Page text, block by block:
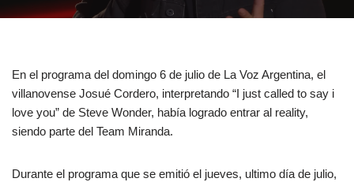
En el programa del domingo 6 de julio de La Voz Argentina, el
villanovense Josué Cordero, interpretando “I just called to say i
love you” de Steve Wonder, había logrado entrar al reality,
siendo parte del Team Miranda.
Durante el programa que se emitió el jueves, ultimo día de julio,